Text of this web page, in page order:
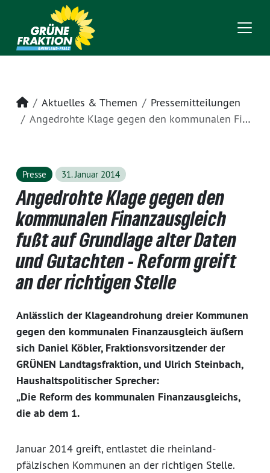
Startseite
Aktuelles & Themen
Pressemitteilungen
Angedrohte Klage gegen den kommunalen Finanzausgleich fußt auf Grundlage alter Daten und Gutachten - Reform greift an der richtigen Stelle
Presse 31. Januar 2014
Angedrohte Klage gegen den
kommunalen Finanzausgleich
fußt auf Grundlage alter Daten
und Gutachten - Reform greift
an der richtigen Stelle
Anlässlich der Klageandrohung dreier Kommunen
gegen den kommunalen Finanzausgleich äußern
sich Daniel Köbler, Fraktionsvorsitzender der
GRÜNEN Landtagsfraktion, und Ulrich Steinbach,
Haushaltspolitischer Sprecher:
„Die Reform des kommunalen Finanzausgleichs,
die ab dem 1.
Januar 2014 greift, entlastet die rheinland-
pfälzischen Kommunen an der richtigen Stelle.